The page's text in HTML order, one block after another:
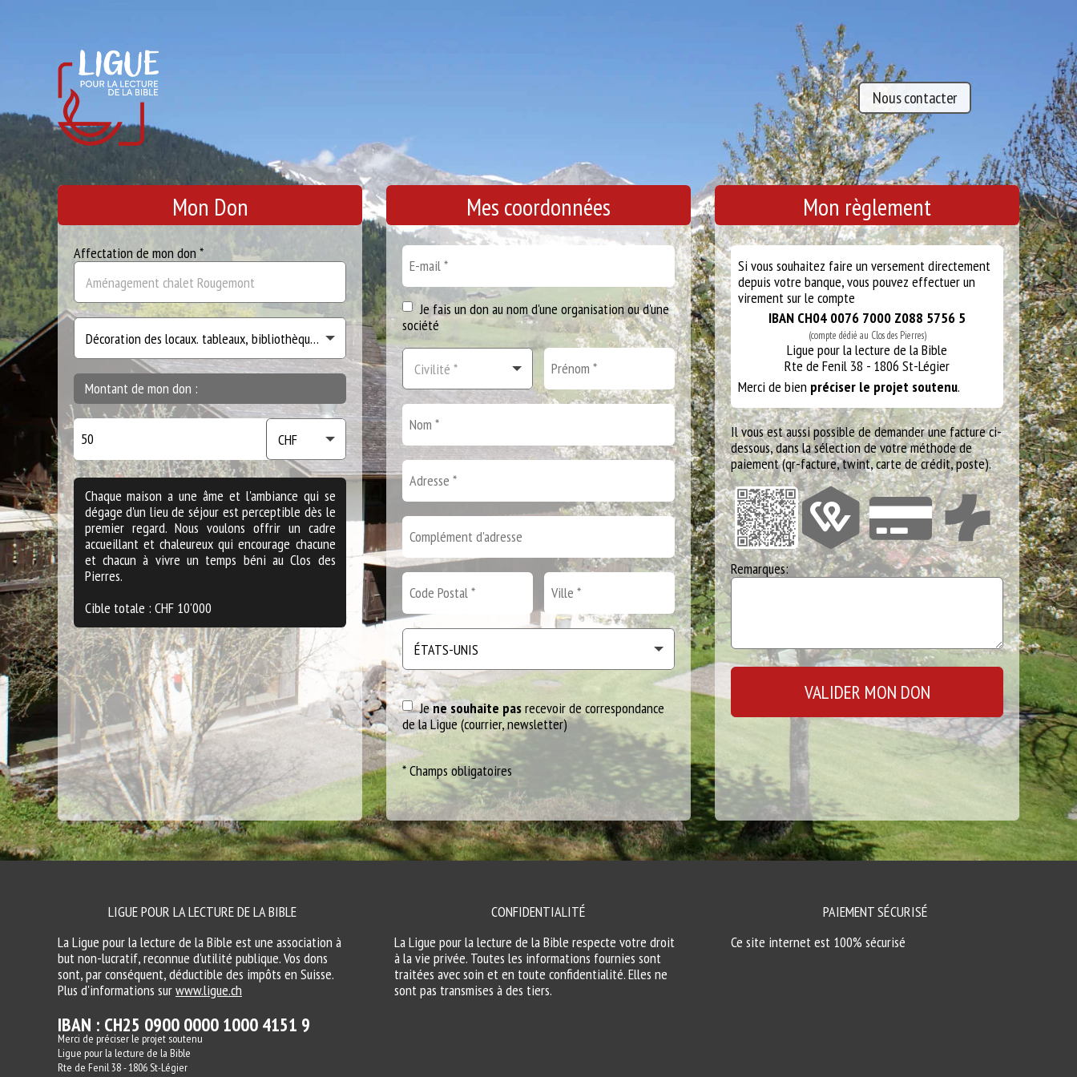
Nous contacter
Mon Don
Affectation de mon don *
Montant de mon don :
Chaque maison a une âme et l'ambiance qui se
dégage d'un lieu de séjour est perceptible dès le
premier regard. Nous voulons offrir un cadre
accueillant et chaleureux qui encourage chacune
et chacun à vivre un temps béni au Clos des
Pierres.
Cible totale : CHF 10'000
Mes coordonnées
Je fais un don au nom d'une organisation ou d'une
société
Jene souhaite pasrecevoir de correspondance
de la Ligue (courrier, newsletter)
* Champs obligatoires
Mon règlement
Si vous souhaitez faire un versement directement
depuis votre banque, vous pouvez effectuer un
virement sur le compte
IBAN CH04 0076 7000 Z088 5756 5
(compte dédié au Clos des Pierres)
Ligue pour la lecture de la Bible
Rte de Fenil 38 - 1806 St-Légier
Merci de bien préciser le projet soutenu.
Il vous est aussi possible de demander une facture ci-
dessous, dans la sélection de votre méthode de
paiement (qr-facture, twint, carte de crédit, poste).
Remarques:
LIGUE POUR LA LECTURE DE LA BIBLE
La Ligue pour la lecture de la Bible est une association à
but non-lucratif, reconnue d'utilité publique. Vos dons
sont, par conséquent, déductible des impôts en Suisse.
Plus d'informations surwww.ligue.ch
IBAN : CH25 0900 0000 1000 4151 9
Merci de préciser le projet soutenu
Ligue pour la lecture de la Bible
Rte de Fenil 38 - 1806 St-Légier
CONFIDENTIALITÉ
La Ligue pour la lecture de la Bible respecte votre droit
à la vie privée. Toutes les informations fournies sont
traitées avec soin et en toute confidentialité. Elles ne
sont pas transmises à des tiers.
PAIEMENT SÉCURISÉ
Ce site internet est 100% sécurisé